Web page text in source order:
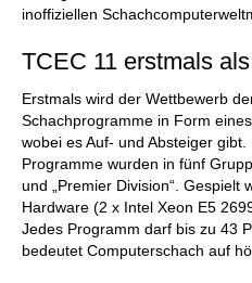
inoffiziellen
TCEC 11 erstmals
Erstmals wird der Wettbewerb
Schachprogramme in Form
wobei es Auf- und Absteiger
Programme wurden in fünf
und „Premier Division“. Gespielt
Hardware (2 x Intel Xeon E5
Jedes Programm darf bis zu 43
bedeutet Computerschach auf